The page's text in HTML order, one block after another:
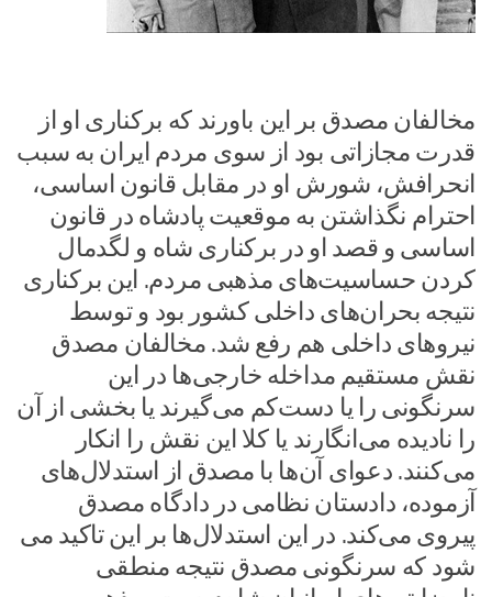
مخالفان مصدق بر این باورند که برکناری او از
قدرت مجازاتی بود از سوی مردم ایران به سبب
انحرافش، شورش او در مقابل قانون اساسی،
احترام نگذاشتن به موقعیت پادشاه در قانون
اساسی و قصد او در برکناری شاه و لگدمال
کردن حساسیت‌های مذهبی مردم. این برکناری
نتیجه بحران‌های داخلی کشور بود و توسط
نیروهای داخلی هم رفع شد. مخالفان مصدق
نقش مستقیم مداخله خارجی‌ها در این
سرنگونی را یا دست‌کم می‌گیرند یا بخشی از آن
را نادیده می‌انگارند یا کلا این نقش را انکار
می‌کنند. دعوای آن‌ها با مصدق از استدلال‌های
آزموده، دادستان نظامی در دادگاه مصدق
پیروی می‌کند. در این استدلال‌ها بر این تاکید می
شود که سرنگونی مصدق نتیجه منطقی